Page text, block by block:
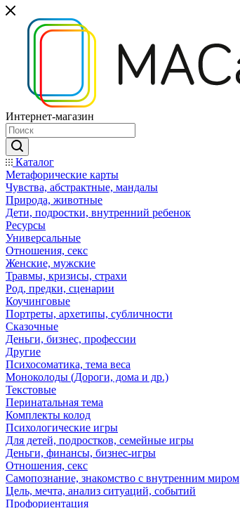
Интернет-магазин
Каталог
Mетафорические карты
Чувства, абстрактные, мандалы
Природа, животные
Дети, подростки, внутренний ребенок
Ресурсы
Универсальные
Отношения, секс
Женские, мужские
Травмы, кризисы, страхи
Род, предки, сценарии
Коучинговые
Портреты, архетипы, субличности
Сказочные
Деньги, бизнес, профессии
Другие
Психосоматика, тема веса
Моноколоды (Дороги, дома и др.)
Текстовые
Перинатальная тема
Комплекты колод
Психологические игры
Для детей, подростков, семейные игры
Деньги, финансы, бизнес-игры
Отношения, секс
Самопознание, знакомство с внутренним миром
Цель, мечта, анализ ситуаций, событий
Профориентация